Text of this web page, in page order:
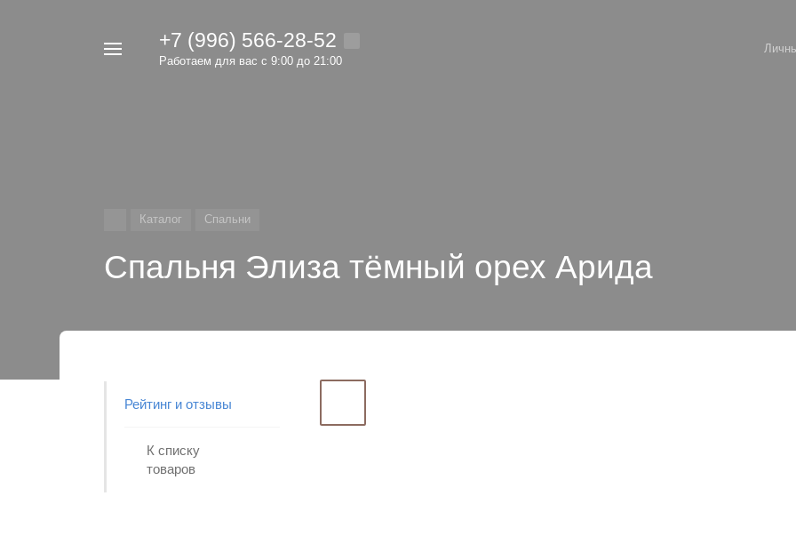
+7 (996) 566-28-52
Работаем для вас с 9:00 до 21:00
Каталог Спальни
Спальня Элиза тёмный орех Арида
Рейтинг и отзывы
К списку
товаров